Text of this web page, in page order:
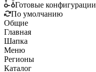
Готовые конфигурации
По умолчанию
Общие
Главная
Шапка
Меню
Регионы
Каталог